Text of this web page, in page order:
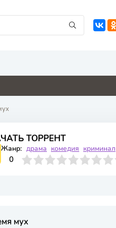
4.6 0
ТОРРЕНТ
Жанр: драма комедия криминал
0
4 6 7 8 9 10
мух